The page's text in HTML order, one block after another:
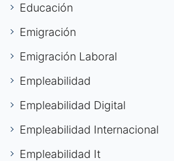
Educación
Emigración
Emigración Laboral
Empleabilidad
Empleabilidad Digital
Empleabilidad Internacional
Empleabilidad It